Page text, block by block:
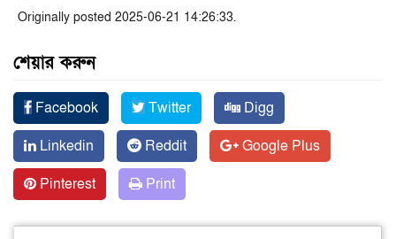
Originally posted 2025-06-21 14:26:33.
শেয়ার করুন
Facebook Twitter
Digg
Linkedin
Reddit
Google Plus
Pinterest
Print